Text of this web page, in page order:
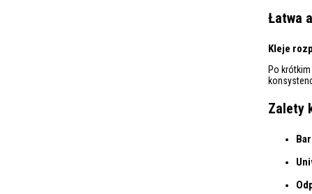
Łatwa
Kleje
Po
Zalety